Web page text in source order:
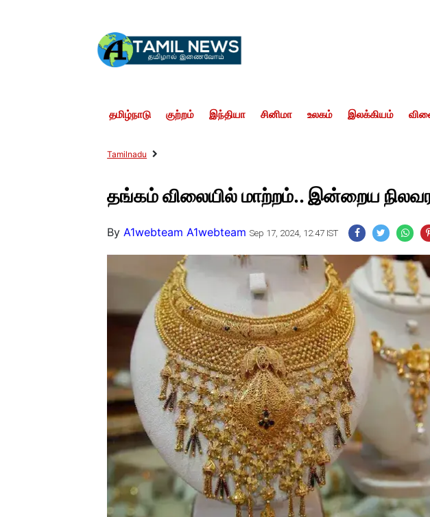
தமிழ்நாடு குற்றம் இந்தியா சினிமா உலகம் இலக்கியம்
Tamilnadu
தங்கம் விலையில் மாற்றம்.. இன்றைய
ByA1webteam A1webteam Sep 17, 2024, 12:47 IST